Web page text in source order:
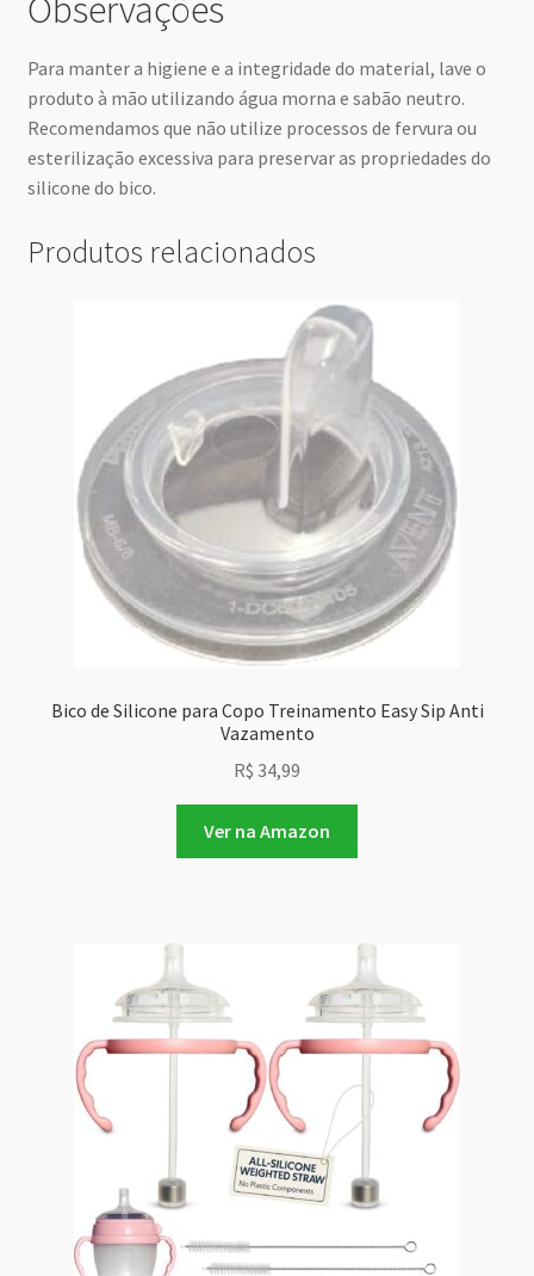
Observações
Para manter a higiene e a integridade do material, lave o
produto à mão utilizando água morna e sabão neutro.
Recomendamos que não utilize processos de fervura ou
esterilização excessiva para preservar as propriedades do
silicone do bico.
Produtos relacionados
Bico de Silicone para Copo Treinamento Easy Sip Anti
Vazamento
R$ 34,99
Ver na Amazon